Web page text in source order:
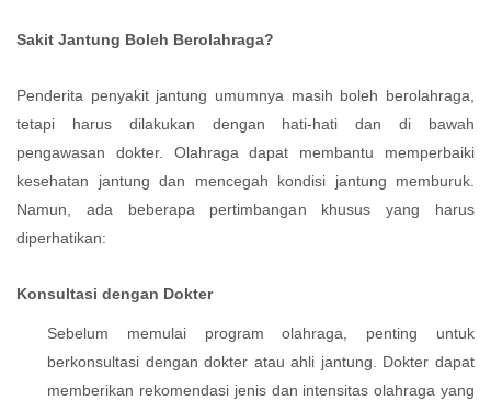
Sakit Jantung Boleh Berolahraga?
Penderita penyakit jantung umumnya masih boleh berolahraga,
tetapi harus dilakukan dengan hati-hati dan di bawah
pengawasan dokter. Olahraga dapat membantu memperbaiki
kesehatan jantung dan mencegah kondisi jantung memburuk.
Namun, ada beberapa pertimbangan khusus yang harus
diperhatikan:
Konsultasi dengan Dokter
Sebelum memulai program olahraga, penting untuk
berkonsultasi dengan dokter atau ahli jantung. Dokter dapat
memberikan rekomendasi jenis dan intensitas olahraga yang